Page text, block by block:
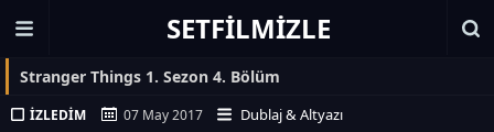
SETFILMIZLE
Stranger Things 1. Sezon 4. Bölüm
İZLEDIM 07 May 2017 Dublaj & Altyazı